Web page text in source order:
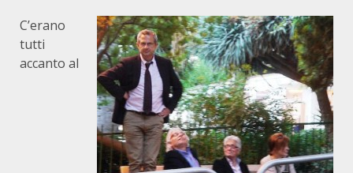
C’erano
tutti
accanto al